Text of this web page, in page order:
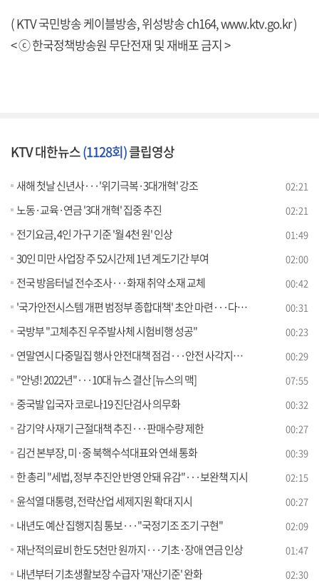
( KTV 국민방송 케이블방송, 위성방송 ch164,www.ktv.go.kr)
< ⓒ 한국정책방송원 무단전재 및 재배포 금지 >
KTV 대한뉴스(1128회)클립영상
새해 첫날 신년사···'위기극복·3대개혁' 강조 02:21
노동·교육·연금 '3대 개혁' 집중 추진 02:21
전기요금, 4인 가구 기준 '월 4천 원' 인상 01:49
30인 미만 사업장 주 52시간제 1년 계도기간 부여 02:00
전국 방음터널 전수조사···화재 취약 소재 교체 00:42
'국가안전시스템 개편 범정부 종합대책' 초안 마련···다음 달 발표 00:31
국방부 "고체추진 우주발사체 시험비행 성공" 00:23
연말연시 다중밀집 행사 안전대책 점검···안전 사각지대 관리 당부 00:29
"안녕! 2022년"···10대 뉴스 결산 [뉴스의 맥] 07:55
중국발 입국자 코로나19 진단검사 의무화 00:32
감기약 사재기 근절대책 추진···판매수량 제한 00:27
김건 본부장, 미·중 북핵수석대표와 연쇄 통화 00:39
한 총리 "세법, 정부 추진안 반영 안돼 유감"···보완책 지시 02:15
윤석열 대통령, 전략산업 세제지원 확대 지시 00:27
내년도 예산 집행지침 통보···"국정기조 조기 구현" 02:09
재난적의료비 한도 5천만 원까지···기초·장애 연금 인상 01:47
내년부터 기초생활보장 수급자 '재산기준' 완화 02:30